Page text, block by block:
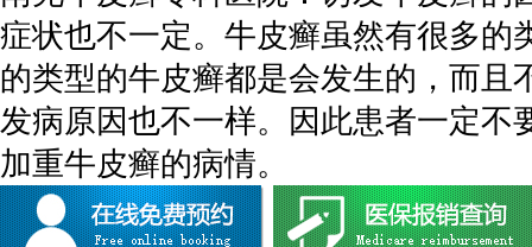
症状也不一定。牛皮癣虽然有很多的
的类型的牛皮癣都是会发生的，而且
发病原因也不一样。因此患者一定不
加重牛皮癣的病情。